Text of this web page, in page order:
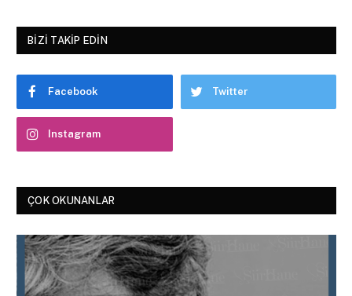
BIZI TAKIP EDIN
Facebook Twitter
Instagram
ÇOK OKUNANLAR